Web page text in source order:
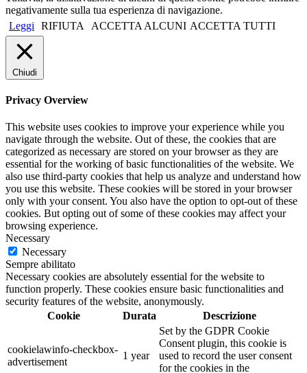
negativamente sulla tua esperienza di navigazione.
Leggi
RIFIUTA ACCETTA ALCUNI ACCETTA TUTTI
Chiudi
Privacy Overview
This website uses cookies to improve your experience while you
navigate through the website. Out of these, the cookies that are
categorized as necessary are stored on your browser as they are
essential for the working of basic functionalities of the website. We
also use third-party cookies that help us analyze and understand how
you use this website. These cookies will be stored in your browser
only with your consent. You also have the option to opt-out of these
cookies. But opting out of some of these cookies may affect your
browsing experience.
Necessary
Necessary
Sempre abilitato
Necessary cookies are absolutely essential for the website to
function properly. These cookies ensure basic functionalities and
security features of the website, anonymously.
Cookie
Durata Descrizione
cookielawinfo-checkbox-
advertisement
1 year
Set by the GDPR Cookie
Consent plugin, this cookie is
used to record the user consent
for the cookies in the